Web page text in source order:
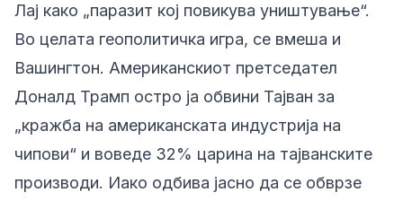
Лај како „паразит кој повикува уништување“.
Во целата геополитичка игра, се вмеша и
Вашингтон. Американскиот претседател
Доналд Трамп остро ја обвини Тајван за
„кражба на американската индустрија на
чипови“ и воведе 32% царина на тајванските
производи. Иако одбива јасно да се обврзе